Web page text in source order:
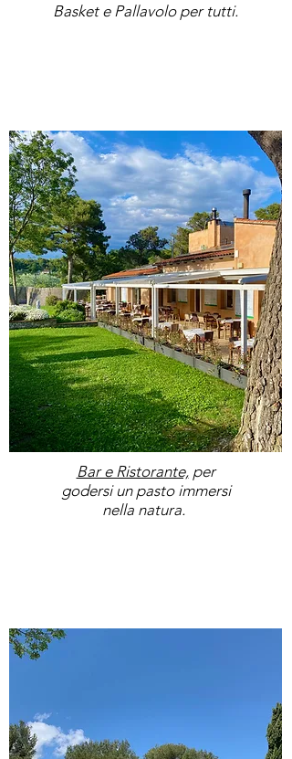
Basket e Pallavolo per tutti.
Kitchenware
Bar e Ristorante,per
godersi un pasto immersi
nella natura.